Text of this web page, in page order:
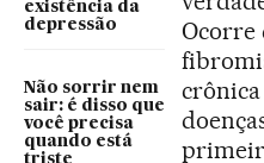
existência da
depressão
Não sorrir nem
sair: é disso que
você precisa
quando está
triste
Ocorre